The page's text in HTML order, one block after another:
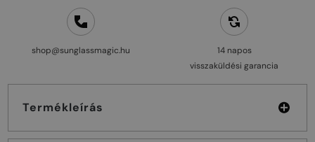
shop@sunglassmagic.hu
14 napos
visszaküldési garancia
Termékleírás